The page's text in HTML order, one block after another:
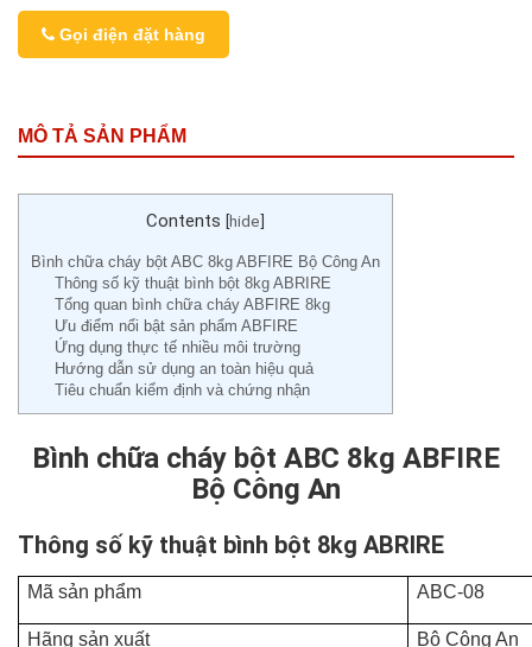
Gọi điện đặt hàng
MÔ TẢ SẢN PHẨM
Contents [hide]
Bình chữa cháy bột ABC 8kg ABFIRE Bộ Công An
Thông số kỹ thuật bình bột 8kg ABRIRE
Tổng quan bình chữa cháy ABFIRE 8kg
Ưu điểm nổi bật sản phẩm ABFIRE
Ứng dụng thực tế nhiều môi trường
Hướng dẫn sử dụng an toàn hiệu quả
Tiêu chuẩn kiểm định và chứng nhận
Bình chữa cháy bột ABC 8kg ABFIRE
Bộ Công An
Thông số kỹ thuật bình bột 8kg ABRIRE
Mã sản phẩm ABC-08
Hãng sản xuất Bộ Công An